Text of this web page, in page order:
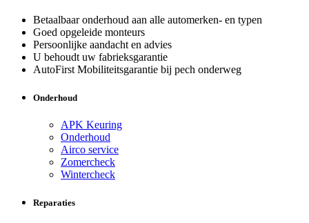
Betaalbaar onderhoud aan alle automerken- en typen
Goed opgeleide monteurs
Persoonlijke aandacht en advies
U behoudt uw fabrieksgarantie
AutoFirst Mobiliteitsgarantie bij pech onderweg
Onderhoud
APK Keuring
Onderhoud
Airco service
Zomercheck
Wintercheck
Reparaties